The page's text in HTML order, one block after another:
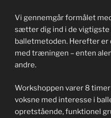
Vi gennemgår formålet
sætter dig ind i de
balletmetoden. Herefter er
med træningen – enten
andre.
Workshoppen varer 8
voksne med interesse i
opretstående, funktionel